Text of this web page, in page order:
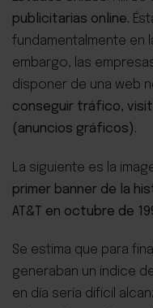
publicitarias online.
fundamentalmente en
embargo, las
disponer de una web
conseguir tráfico,
(anuncios gráficos).
La siguiente es la
primer banner de la
AT&T en octubre de
Se estima que para
generaban un índice
en día sería difícil